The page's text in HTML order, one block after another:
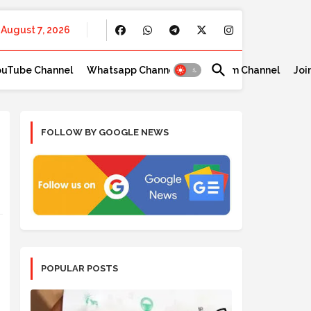
August 7, 2026
Channel Whatsapp Channel Telegram Channel
FOLLOW BY GOOGLE NEWS
POPULAR POSTS